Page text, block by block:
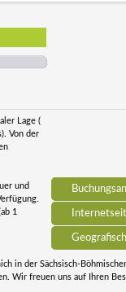
Lage (
Von der
und
1
in der Sächsisch-
Wir freuen uns auf Ihren